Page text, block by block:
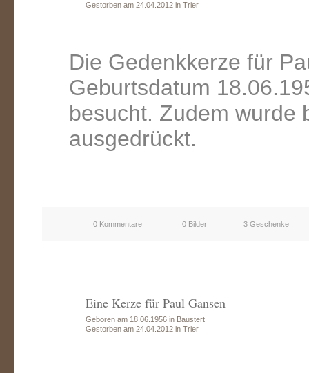
Gestorben am 24.04.2012 in Trier
Die Gedenkkerze für
Geburtsdatum
besucht. Zudem wurde
ausgedrückt.
0 Kommentare 0 Bilder 3 Geschenke
Eine Kerze für Paul Gansen
Geboren am 18.06.1956 in Baustert
Gestorben am 24.04.2012 in Trier